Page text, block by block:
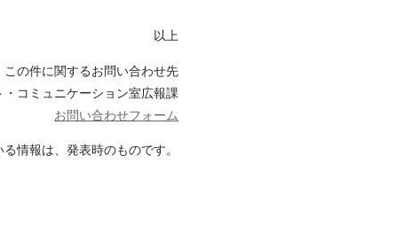
以上
この件に関するお問い合わせ先
コミュニケーション室広報課
お問い合わせフォーム
情報は、発表時のものです。